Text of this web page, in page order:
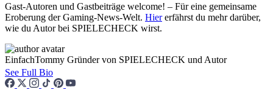
Gast-Autoren und Gastbeiträge welcome! – Für eine gemeinsame
Eroberung der Gaming-News-Welt. Hiererfährst du mehr darüber,
wie du Autor bei SPIELECHECK wirst.
EinfachTommy Gründer von SPIELECHECK und Autor
See Full Bio